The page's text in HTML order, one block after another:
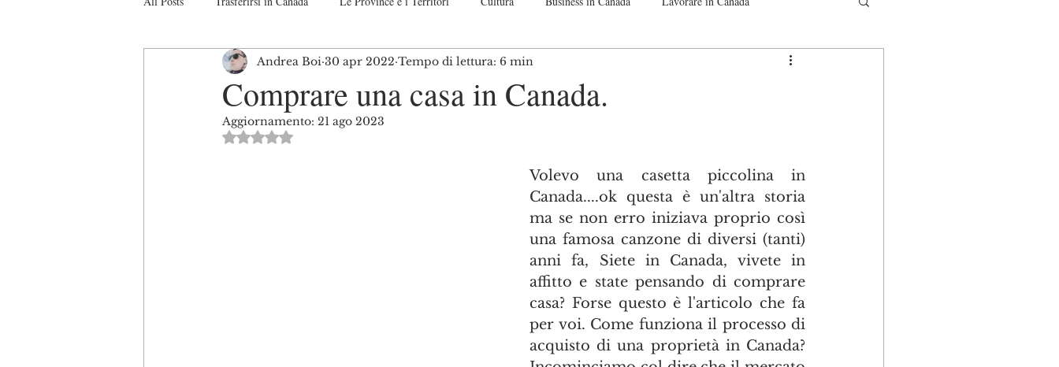
Studiare in Canada Il sistema Canadese Guide passo per passo
Turismo in Canada Interviste
Comprare una casa in Canada.
Andrea Boi 30 apr 2022 Tempo di lettura: 6 min
Aggiornamento: 21 ago 2023
Valutazione NaN stelle su 5.
Volevo una casetta piccolina in
Canada....ok questa è un'altra storia
ma se non erro iniziava proprio così
una famosa canzone di diversi (tanti)
anni fa, Siete in Canada, vivete in
affitto e state pensando di comprare
casa? Forse questo è l'articolo che fa
per voi. Come funziona il processo di
acquisto di una proprietà in Canada?